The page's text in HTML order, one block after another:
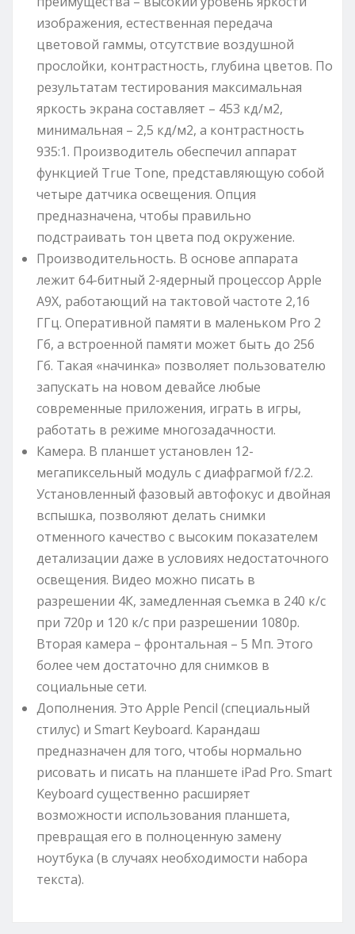
изображения, естественная передача
цветовой гаммы, отсутствие воздушной
прослойки, контрастность, глубина цветов. По
результатам тестирования максимальная
яркость экрана составляет – 453 кд/м2,
минимальная – 2,5 кд/м2, а контрастность
935:1. Производитель обеспечил аппарат
функцией True Tone, представляющую собой
четыре датчика освещения. Опция
предназначена, чтобы правильно
подстраивать тон цвета под окружение.
Производительность. В основе аппарата
лежит 64-битный 2-ядерный процессор Apple
A9X, работающий на тактовой частоте 2,16
ГГц. Оперативной памяти в маленьком Pro 2
Гб, а встроенной памяти может быть до 256
Гб. Такая «начинка» позволяет пользователю
запускать на новом девайсе любые
современные приложения, играть в игры,
работать в режиме многозадачности.
Камера. В планшет установлен 12-
мегапиксельный модуль с диафрагмой f/2.2.
Установленный фазовый автофокус и двойная
вспышка, позволяют делать снимки
отменного качество с высоким показателем
детализации даже в условиях недостаточного
освещения. Видео можно писать в
разрешении 4К, замедленная съемка в 240 к/с
при 720p и 120 к/с при разрешении 1080p.
Вторая камера – фронтальная – 5 Мп. Этого
более чем достаточно для снимков в
социальные сети.
Дополнения. Это Apple Pencil (специальный
стилус) и Smart Keyboard. Карандаш
предназначен для того, чтобы нормально
рисовать и писать на планшете iPad Pro. Smart
Keyboard существенно расширяет
возможности использования планшета,
превращая его в полноценную замену
ноутбука (в случаях необходимости набора
текста).